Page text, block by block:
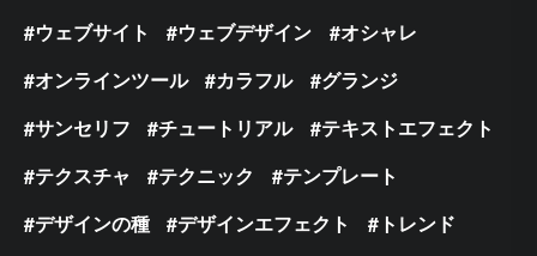
ウェブサイト
ウェブデザイン
オシャレ
オンラインツール
カラフル
グランジ
サンセリフ
チュートリアル
テキストエフェクト
テクスチャ
テクニック
テンプレート
デザインの種
デザインエフェクト
トレンド